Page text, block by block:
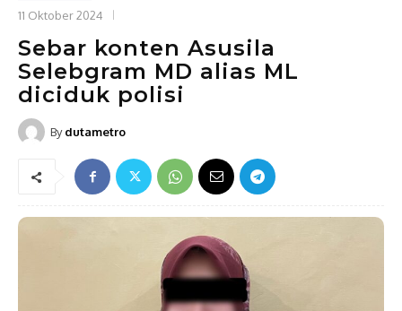
11 Oktober 2024
Sebar konten Asusila
Selebgram MD alias ML
diciduk polisi
By dutametro